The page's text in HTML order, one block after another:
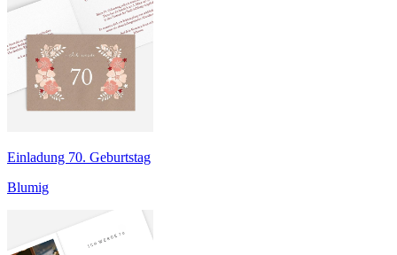
Einladung 70. Geburtstag
Blumig